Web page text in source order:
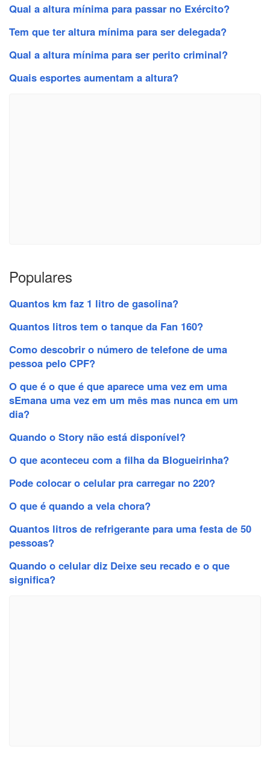
Qual a altura mínima para passar no Exército?
Tem que ter altura mínima para ser delegada?
Qual a altura mínima para ser perito criminal?
Quais esportes aumentam a altura?
Populares
Quantos km faz 1 litro de gasolina?
Quantos litros tem o tanque da Fan 160?
Como descobrir o número de telefone de uma
pessoa pelo CPF?
O que é o que é que aparece uma vez em uma
sEmana uma vez em um mês mas nunca em um
dia?
Quando o Story não está disponível?
O que aconteceu com a filha da Blogueirinha?
Pode colocar o celular pra carregar no 220?
O que é quando a vela chora?
Quantos litros de refrigerante para uma festa de 50
pessoas?
Quando o celular diz Deixe seu recado e o que
significa?